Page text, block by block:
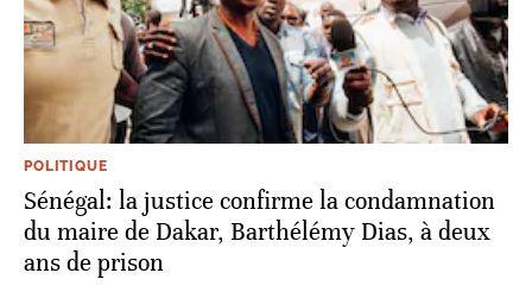
POLITIQUE
Sénégal: la justice confirme la condamnation
du maire de Dakar, Barthélémy Dias, à deux
ans de prison